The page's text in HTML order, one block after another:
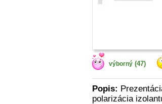
výborný (47)
Popis:
polarizácia